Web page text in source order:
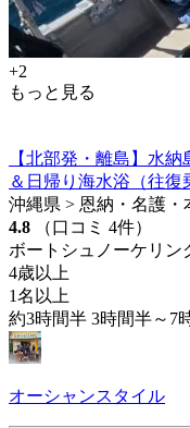
+2
もっと見る
【北部発・離島】水
＆日帰り海水浴（往復
沖縄県 > 恩納・名護・
4.8
（口コミ 4件）
ボートシュノーケリン
4歳以上
1名以上
約3時間半 3時間半～7
オーシャンスタイル